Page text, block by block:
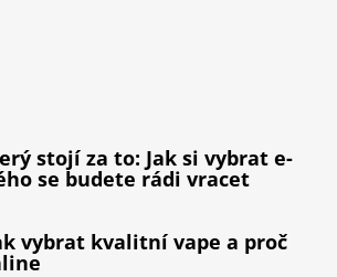
stojí za to: Jak si vybrat e-
se budete rádi vracet
vybrat kvalitní vape a proč